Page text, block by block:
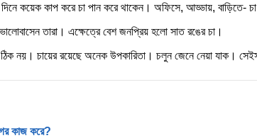
কয়েক কাপ করে চা পান করে থাকেন। অফিসে, আড্ডায়,
তারা। এক্ষেত্রে বেশ জনপ্রিয় হলো সাত রঙের চা।
নয়। চায়ের রয়েছে অনেক উপকারিতা। চলুন জেনে নেয়া যাক।
কাজ করে?